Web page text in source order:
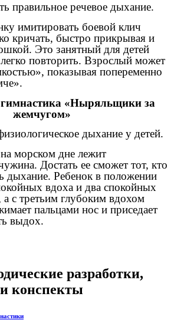
правильное речевое дыхание.
имитировать боевой клич
кричать, быстро прикрывая и
Это занятный для детей
повторить. Взрослый может
показывая попеременно
«Ныряльщики за
жемчугом»
дыхание у детей.
морском дне лежит
Достать ее сможет тот, кто
дыхание. Ребенок в положении
вдоха и два спокойных
а с третьим глубоким вдохом
пальцами нос и приседает
выдох.
разработки,
конспекты